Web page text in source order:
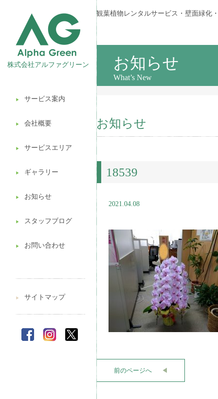
株式会社アルファグリーン
▶︎ サービス案内
▶︎ 会社概要
▶︎ サービスエリア
▶︎ ギャラリー
▶︎ お知らせ
▶︎ スタッフブログ
▶︎ お問い合わせ
観葉植物レンタル
壁面緑化
ギフト販売
造園ガーデニング
植木処分
▶︎ サイトマップ
観葉植物レンタルサービス・壁面緑化
お知らせ
What’s New
お知らせ
18539
2021.04.08
前のページへ ◀︎